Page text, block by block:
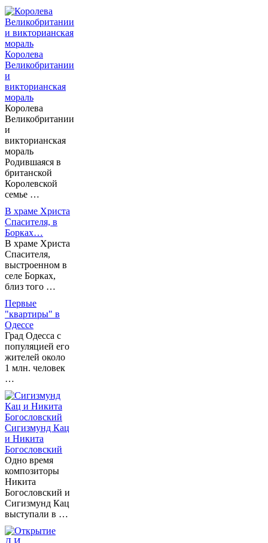
Королева
Великобритании
и
викторианская
мораль
Королева
Великобритании
и
викторианская
мораль
Родившаяся в
британской
Королевской
семье …
В храме Христа
Спасителя, в
Борках…
В храме Христа
Спасителя,
выстроенном в
селе Борках,
близ того …
Первые
"квартиры" в
Одессе
Град Одесса с
популяцией его
жителей около
1 млн. человек
…
Сигизмунд Кац
и Никита
Богословский
Одно время
композиторы
Никита
Богословский и
Сигизмунд Кац
выступали в …